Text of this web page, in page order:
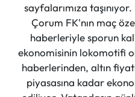
sayfalarımıza taşınıyor.
Çorum FK'nın maç
haberleriyle sporun
ekonomisinin lokomotifi
haberlerinden, altın
piyasasına kadar